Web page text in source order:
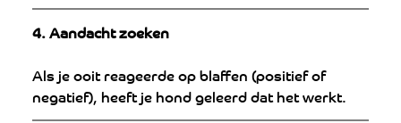
4. Aandacht zoeken
Als je ooit reageerde op blaffen (positief of
negatief), heeft je hond geleerd dat het werkt.